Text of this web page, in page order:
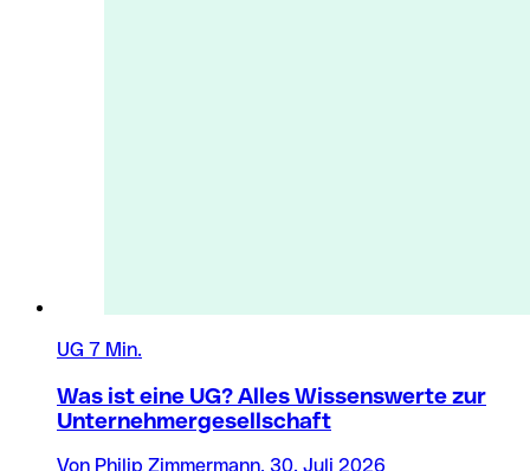
UG 7 Min.
Was ist eine UG? Alles Wissenswerte zur
Unternehmergesellschaft
Von Philip Zimmermann, 30. Juli 2026